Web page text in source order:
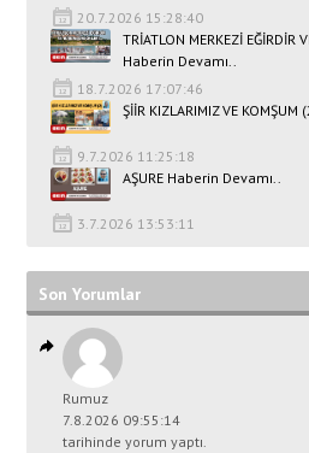
20.7.2026 15:28:40
TRİATLON MERKEZİ EĞİRDİR
Haberin Devamı..
18.7.2026 17:07:46
ŞİİR KIZLARIMIZ VE
9.7.2026 11:25:18
AŞURE Haberin Devamı..
3.7.2026 13:53:11
Son Yorumlar
Rumuz
7.8.2026 09:55:14
tarihinde yorum yaptı.